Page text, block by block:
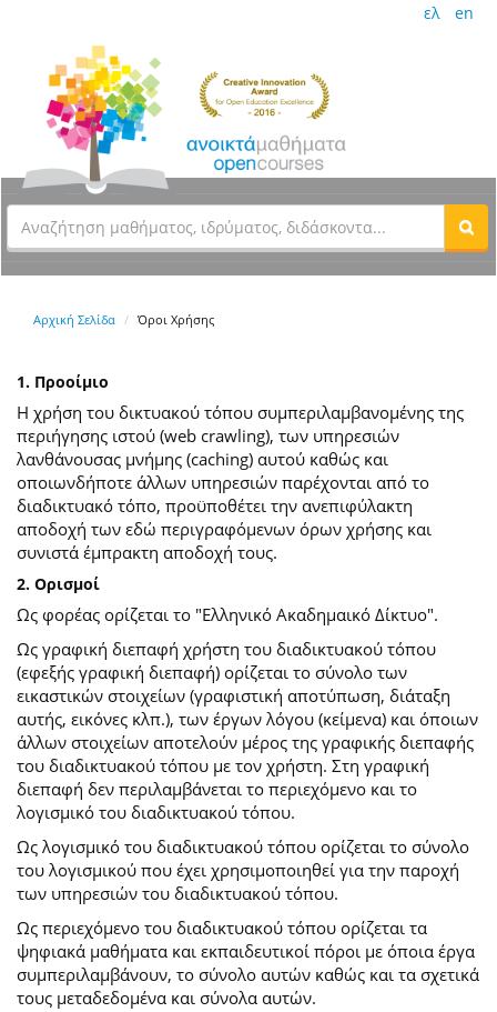
ελ en
Αρχική Σελίδα Όροι Χρήσης
1. Προοίμιο
Η χρήση του δικτυακού τόπου συμπεριλαμβανομένης της
περιήγησης ιστού (web crawling), των υπηρεσιών
λανθάνουσας μνήμης (caching) αυτού καθώς και
οποιωνδήποτε άλλων υπηρεσιών παρέχονται από το
διαδικτυακό τόπο, προϋποθέτει την ανεπιφύλακτη
αποδοχή των εδώ περιγραφόμενων όρων χρήσης και
συνιστά έμπρακτη αποδοχή τους.
2. Ορισμοί
Ως φορέας ορίζεται το "Ελληνικό Ακαδημαικό Δίκτυο".
Ως γραφική διεπαφή χρήστη του διαδικτυακού τόπου
(εφεξής γραφική διεπαφή) ορίζεται το σύνολο των
εικαστικών στοιχείων (γραφιστική αποτύπωση, διάταξη
αυτής, εικόνες κλπ.), των έργων λόγου (κείμενα) και όποιων
άλλων στοιχείων αποτελούν μέρος της γραφικής διεπαφής
του διαδικτυακού τόπου με τον χρήστη. Στη γραφική
διεπαφή δεν περιλαμβάνεται το περιεχόμενο και το
λογισμικό του διαδικτυακού τόπου.
Ως λογισμικό του διαδικτυακού τόπου ορίζεται το σύνολο
του λογισμικού που έχει χρησιμοποιηθεί για την παροχή
των υπηρεσιών του διαδικτυακού τόπου.
Ως περιεχόμενο του διαδικτυακού τόπου ορίζεται τα
ψηφιακά μαθήματα και εκπαιδευτικοί πόροι με όποια έργα
συμπεριλαμβάνουν, το σύνολο αυτών καθώς και τα σχετικά
τους μεταδεδομένα και σύνολα αυτών.